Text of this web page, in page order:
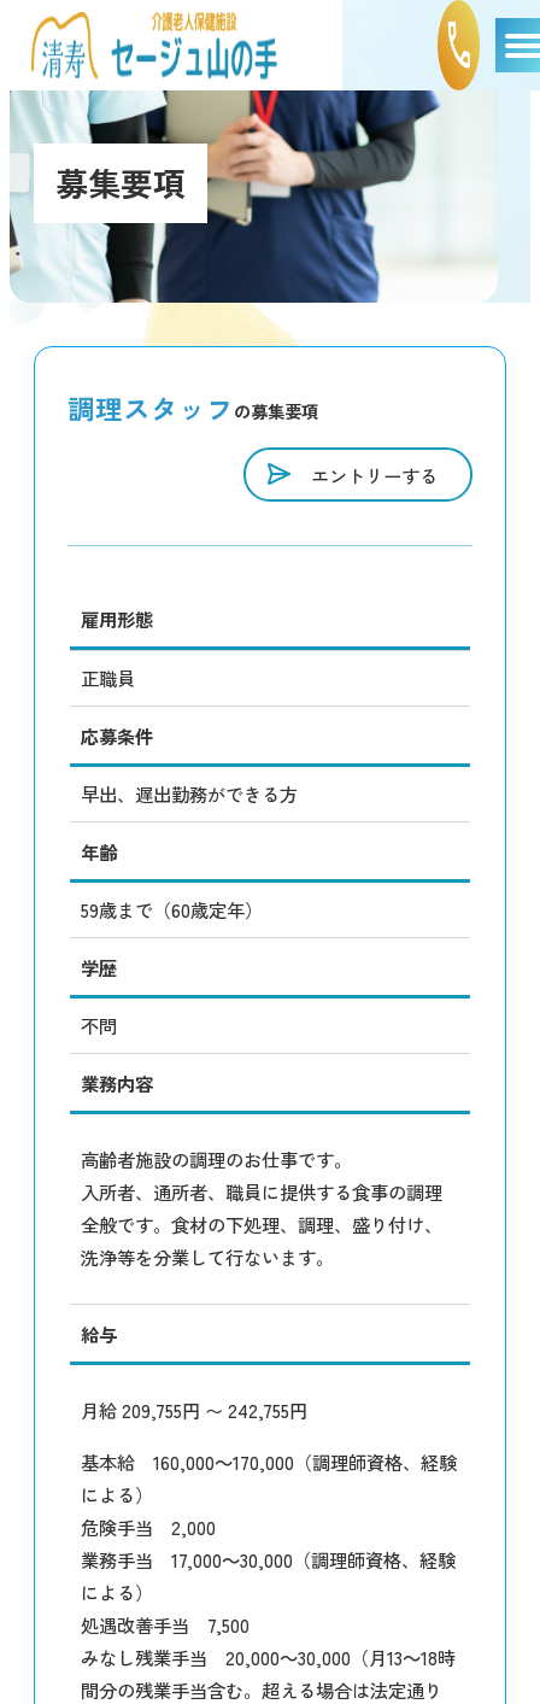
募集要項
調理スタッフ の募集要項
エントリーする
雇用形態
正職員
応募条件
早出、遅出勤務ができる方
年齢
59歳まで（60歳定年）
学歴
不問
業務内容
高齢者施設の調理のお仕事です。
入所者、通所者、職員に提供する食事の調理
全般です。食材の下処理、調理、盛り付け、
洗浄等を分業して行ないます。
給与
月給 209,755円 〜 242,755円
基本給 160,000～170,000（調理師資格、経験
による）
危険手当 2,000
業務手当 17,000～30,000（調理師資格、経験
による）
処遇改善手当 7,500
みなし残業手当 20,000～30,000（月13～18時
間分の残業手当含む。超える場合は法定通り